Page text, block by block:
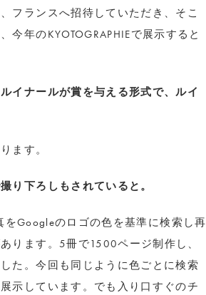
フランスへ招待していただき、そこ
年のKYOTOGRAPHIEで展示すると
イナールが賞を与える形式で、ルイ
ます。
り下ろしもされていると。
Googleのロゴの色を基準に検索し再
ります。5冊で1500ページ制作し、
た。今回も同じように色ごとに検索
示しています。でも入り口すぐのチ